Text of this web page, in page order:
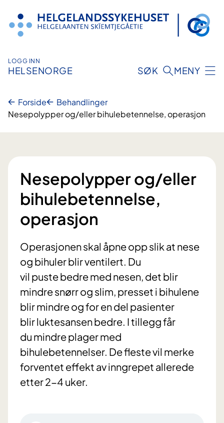
innhold
LOGG INN
HELSENORGE SØK MENY
Forside
Behandlinger
Nesepolypper og/eller bihulebetennelse, operasjon
Nesepolypper og/eller
bihulebetennelse,
operasjon
Operasjonen skal åpne opp slik at nese
og bihuler blir ventilert. Du
vil puste bedre med nesen, det blir
mindre snørr og slim, presset i bihulene
blir mindre og for en del pasienter
blir luktesansen bedre. I tillegg får
du mindre plager med
bihulebetennelser. De fleste vil merke
forventet effekt av inngrepet allerede
etter 2-4 uker.